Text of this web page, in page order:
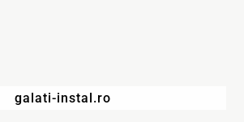
galati-instal.ro